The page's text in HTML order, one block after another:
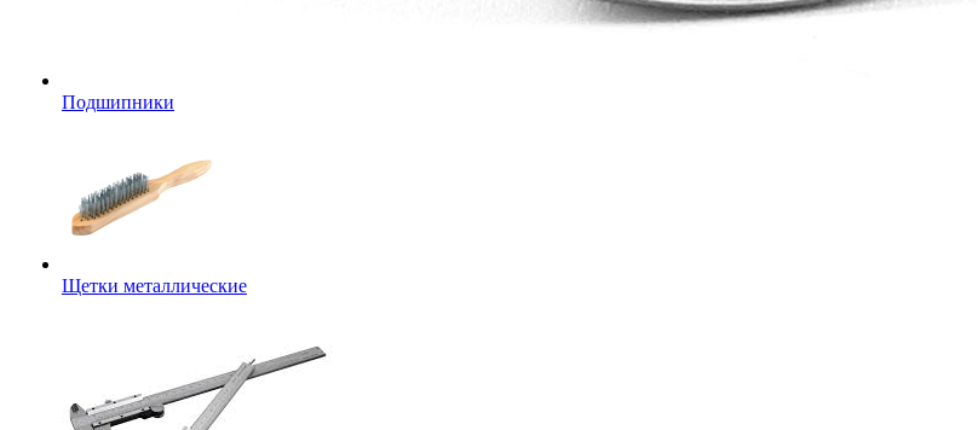
Подшипники
Щетки металлические